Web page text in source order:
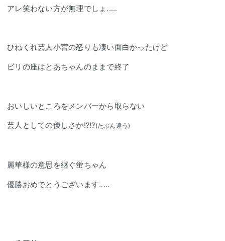
アレ笑わない方が無理でしょ.....
ひねくれ芸人小宮の怒りも凄い面白かったけど
ビリの座はとあちゃんのままで終了
おいしいところをメンバーから取らない
芸人としての優しさか!?!?(たぶん違う)
麗華様の意思を継ぐ蛍ちゃん
優勝おめでとうございます.....